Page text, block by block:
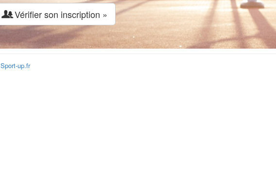
Vérifier son inscription »
Sport-up.fr